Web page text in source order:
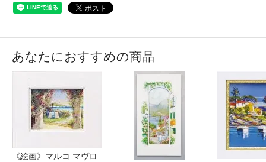
あなたにおすすめの商品
《絵画》マルコ マヴロ